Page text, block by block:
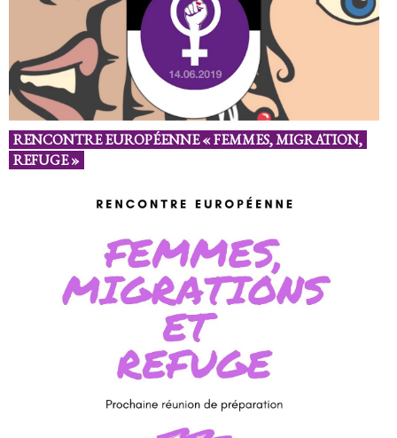
RENCONTRE EUROPÉENNE « FEMMES, MIGRATION,
REFUGE »